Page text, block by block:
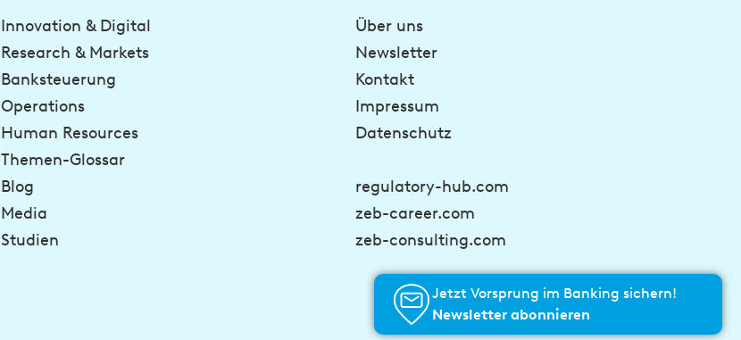
Innovation & Digital
Research & Markets
Banksteuerung
Operations
Human Resources
Themen-Glossar
Blog
Media
Studien
Über uns
Newsletter
Kontakt
Impressum
Datenschutz
regulatory-hub.com
zeb-career.com
zeb-consulting.com
Jetzt Vorsprung im Banking sichern!
Newsletter abonnieren